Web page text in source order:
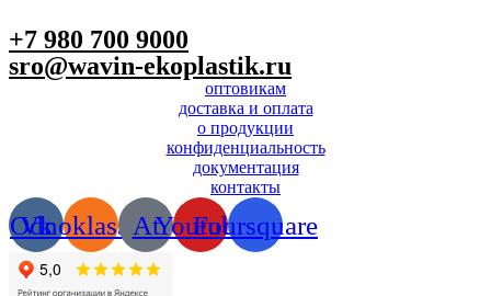
+7 980 700 9000
sro@wavin-ekoplastik.ru
оптовикам
доставка и оплата
о продукции
конфиденциальность
документация
контакты
Vk
Odnoklassniki
AtYoutube
Foursquare